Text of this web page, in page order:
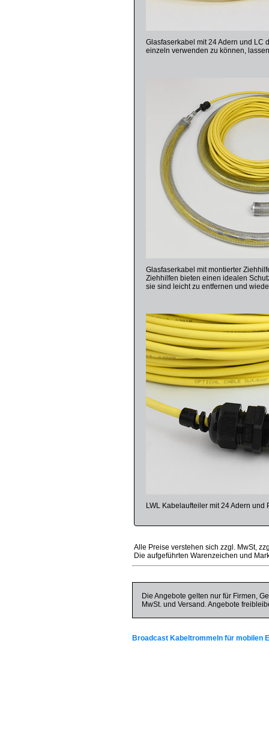
Glasfaserkabel mit 24 Adern und LC
einzeln verwenden zu können,
Glasfaserkabel mit montierter
Ziehhilfen bieten einen idealen
sie sind leicht zu entfernen und
LWL Kabelaufteiler mit 24 Adern und
Alle Preise verstehen sich zzgl. MwSt,
Die aufgeführten Warenzeichen und
Die Angebote gelten nur für Firmen,
MwSt. und Versand. Angebote
Broadcast Kabeltrommeln für mobilen